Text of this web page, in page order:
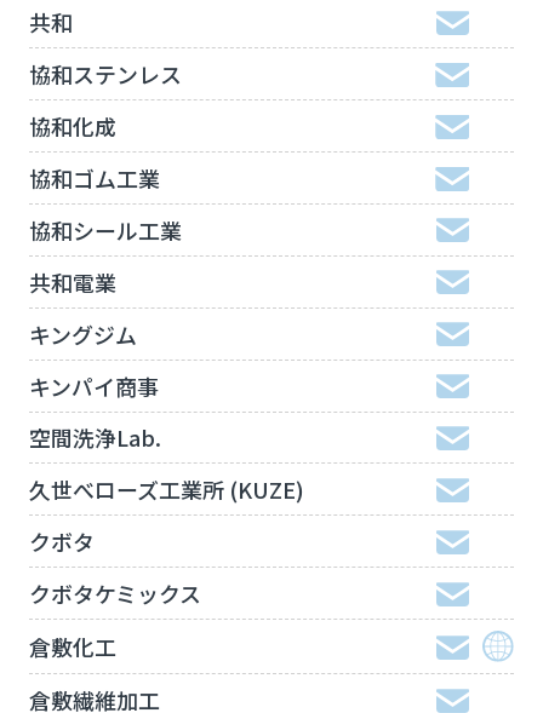
共和
協和ステンレス
協和化成
協和ゴム工業
協和シール工業
共和電業
キングジム
キンパイ商事
空間洗浄Lab.
久世べローズ工業所 (KUZE)
クボタ
クボタケミックス
倉敷化工
倉敷繊維加工